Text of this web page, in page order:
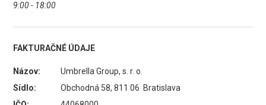
9:00 - 18:00
FAKTURAČNÉ ÚDAJE
Názov:
Umbrella Group, s. r. o.
Sídlo:
Obchodná 58, 811 06 Bratislava